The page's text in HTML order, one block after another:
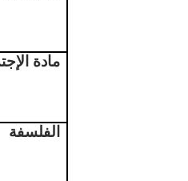
مادة
الفلسفة